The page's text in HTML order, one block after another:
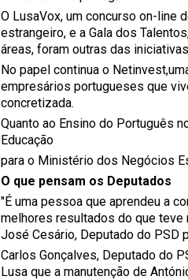
O LusaVox, um concurso on-line
estrangeiro, e a Gala dos
áreas, foram outras das
No papel continua o
empresários portugueses que
concretizada.
Quanto ao Ensino do Português
Educação
para o Ministério dos Negócios
O que pensam os Deputados
"É uma pessoa que aprendeu a
melhores resultados do que teve
José Cesário, Deputado do PSD
Carlos Gonçalves, Deputado do
Lusa que a manutenção de